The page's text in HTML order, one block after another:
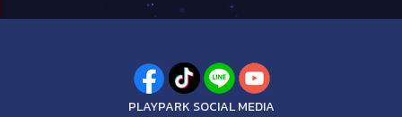
PLAYPARK SOCIAL MEDIA